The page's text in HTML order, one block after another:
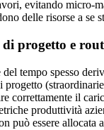
evitando micro-
delle risorse a se
progetto e
tempo spesso
progetto
correttamente il
produttività
può essere allocata